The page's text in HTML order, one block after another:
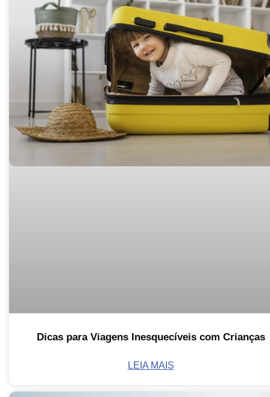
Dicas para Viagens Inesquecíveis com Crianças
LEIA MAIS